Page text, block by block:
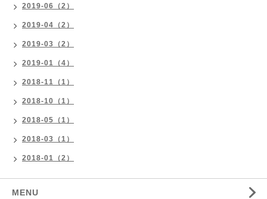
2019-06（2）
2019-04（2）
2019-03（2）
2019-01（4）
2018-11（1）
2018-10（1）
2018-05（1）
2018-03（1）
2018-01（2）
MENU